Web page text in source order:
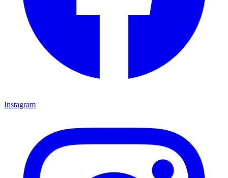
Instagram